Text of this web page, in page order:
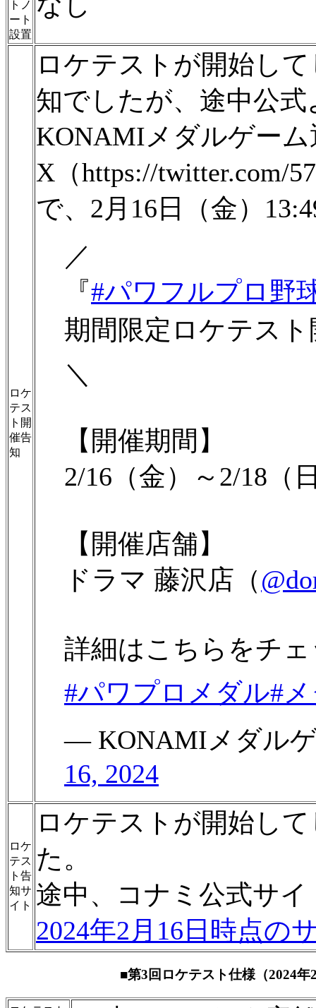
トノ
ート
設置
ロケ
テス
ト開
催告
知
ロケテストが開始し
知でしたが、途中公式
KONAMIメダルゲーム
X（https://twitter.com/
で、2月16日（金）
／
『#パワフルプロ野
期間限定ロケテスト
＼
【開催期間】
2/16（金）～2/18（
【開催店舗】
ドラマ 藤沢店（
詳細はこちらをチ
#パワプロメダル#
— KONAMIメダルゲ
16, 2024
ロケ
テス
ト告
知サ
イト
ロケテストが開始し
た。
途中、コナミ公式サ
2024年2月16日時点の
■第3回ロケテスト仕様（2024